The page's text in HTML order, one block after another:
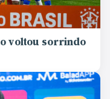
voltou sorrindo